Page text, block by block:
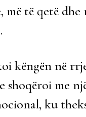
më të qetë
këngën në
shoqëroi me
ku